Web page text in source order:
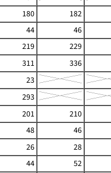
180 182
44 46
219 229
311 336
23
293
201 210
48 46
26 28
44 52